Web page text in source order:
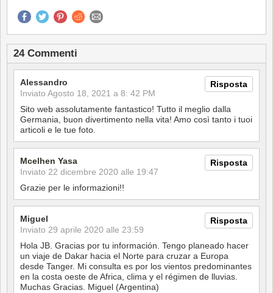
24 Commenti
Risposta
Alessandro
Inviato Agosto 18, 2021 a 8: 42 PM
Sito web assolutamente fantastico! Tutto il meglio dalla
Germania, buon divertimento nella vita! Amo così tanto i tuoi
articoli e le tue foto.
Risposta
Mcelhen Yasa
Inviato 22 dicembre 2020 alle 19:47
Grazie per le informazioni!!
Risposta
Miguel
Inviato 29 aprile 2020 alle 23:59
Hola JB. Gracias por tu información. Tengo planeado hacer
un viaje de Dakar hacia el Norte para cruzar a Europa
desde Tanger. Mi consulta es por los vientos predominantes
en la costa oeste de Africa, clima y el régimen de lluvias.
Muchas Gracias. Miguel (Argentina)